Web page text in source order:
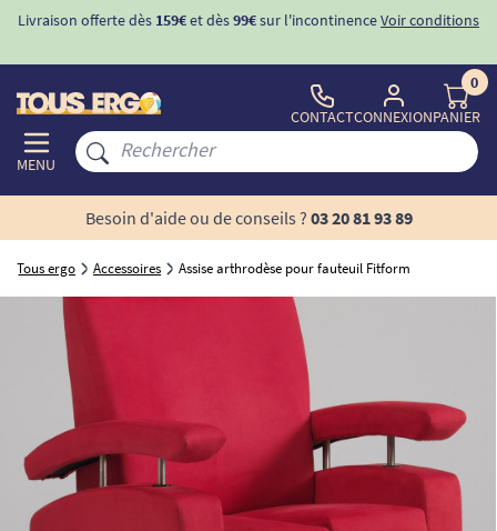
Livraison offerte dès 159€et dès99€sur l'incontinenceVoir conditions
MENU
CONTACTCONNEXION
0
PANIER
Besoin d'aide ou de conseils ? 03 20 81 93 89
Tous ergo Accessoires Assise arthrodèse pour fauteuil Fitform